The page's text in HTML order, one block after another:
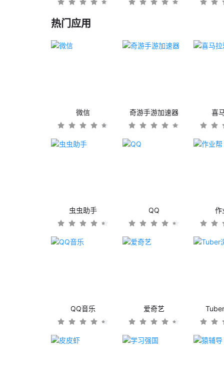
热门应用
微信 奇游手游加速器 喜
虫虫助手 QQ 作
QQ音乐 爱奇艺